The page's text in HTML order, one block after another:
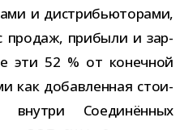
и дис­три­бью­то­рами,
про­даж, при­были и зар­
эти 52 % от конеч­ной
как добав­лен­ная сто­и­
внутри Соединённых